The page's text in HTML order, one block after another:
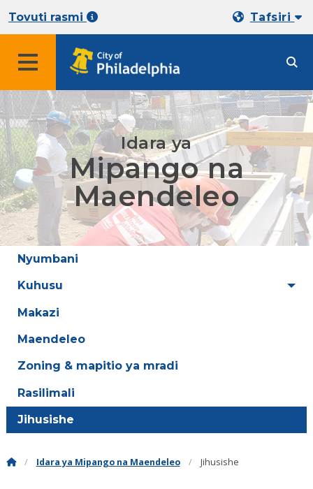
Tovuti rasmi Tafsiri
Idara ya
Mipango na
Maendeleo
Nyumbani
Kuhusu
Makazi
Maendeleo
Zoning & mapitio ya mradi
Rasilimali
Jihusishe
Idara ya Mipango na Maendeleo Jihusishe